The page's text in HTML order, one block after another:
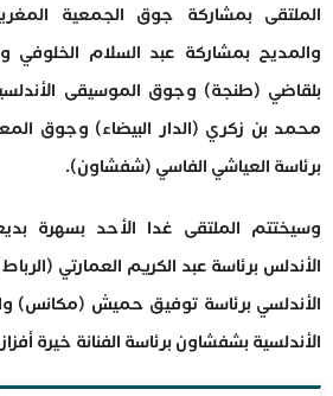
الملتقى بمشاركة جوق الجمعية
والمديح بمشاركة عبد السلام
بلقاضي (طنجة) وجوق الموسيقى
محمد بن زكري (الدار البيضاء) وجوق
برئاسة العياشي الفاسي (شفشاون).
وسيختتم الملتقى غدا الأحد بسهرة
الأندلس برئاسة عبد الكريم العمارتي
الأندلسي برئاسة توفيق حميش (مكانس)
الأندلسية بشفشاون برئاسة الفنانة خيرة